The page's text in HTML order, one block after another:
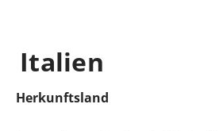
Italien
Herkunftsland